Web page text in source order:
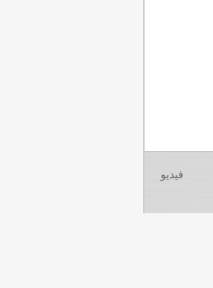
فيديو